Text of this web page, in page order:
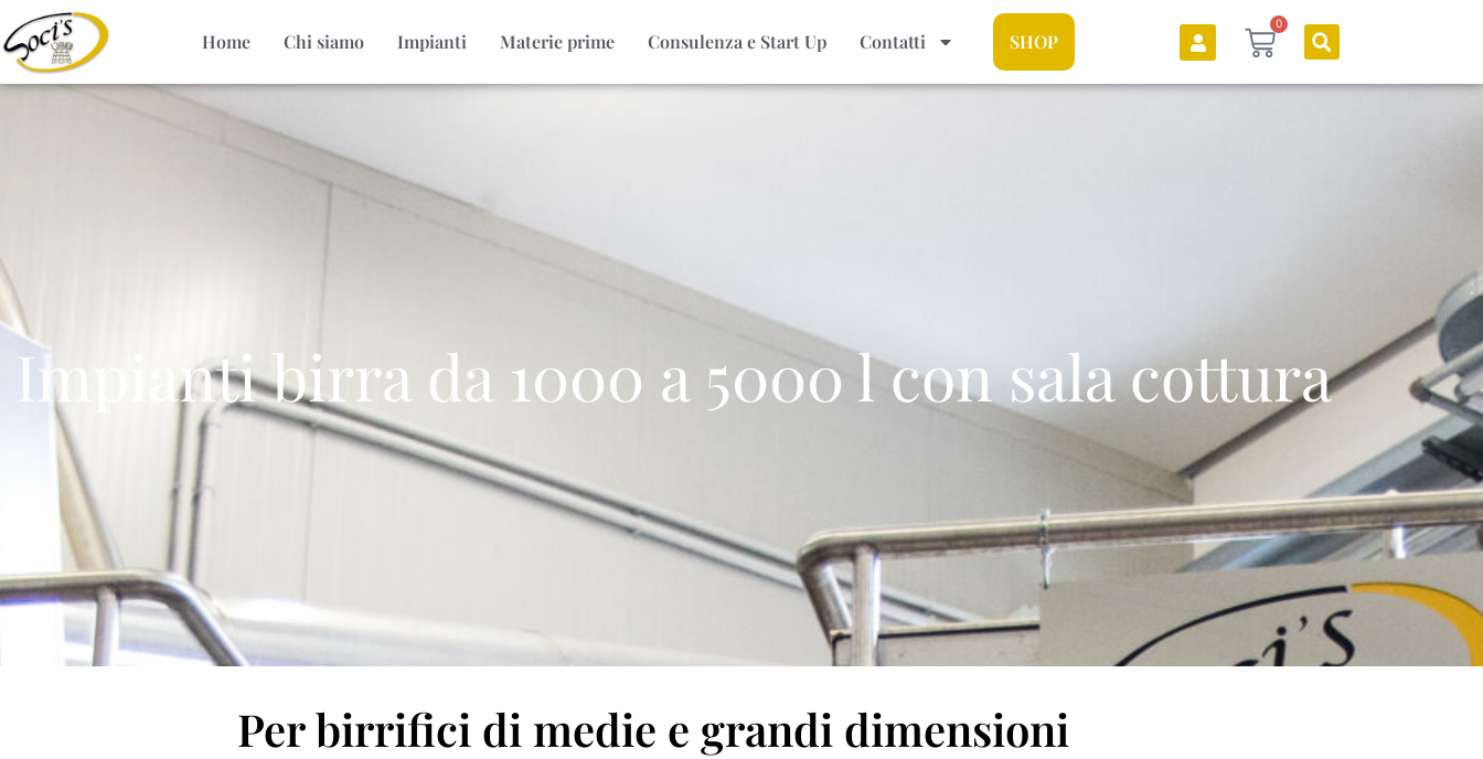
Home Chi siamo Impianti Materie prime Consulenza e Start Up Contatti SHOP
0
Impianti birra da 1000 a 5000 l con sala cottura
Per birrifici di medie e grandi dimensioni